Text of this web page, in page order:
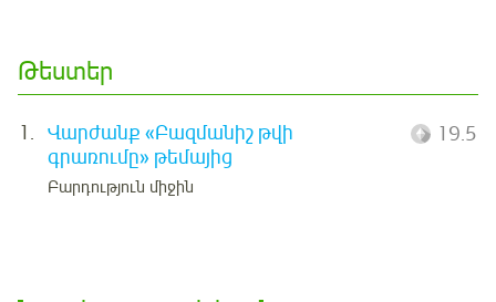
Թեստեր
1. Վարժանք «Բազմանիշ թվի
գրառումը» թեմայից
Բարդություն միջին
19.5